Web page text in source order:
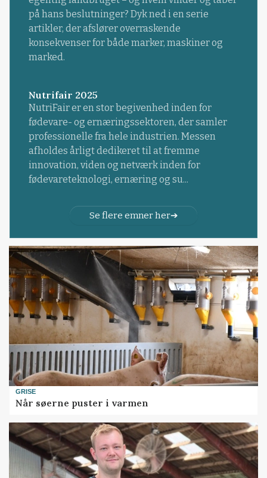
på hans beslutninger? Dyk ned i en serie
artikler, der afslører overraskende
konsekvenser for både marker, maskiner og
marked.
Nutrifair 2025
NutriFair er en stor begivenhed inden for
fødevare- og ernæringssektoren, der samler
professionelle fra hele industrien. Messen
afholdes årligt dedikeret til at fremme
innovation, viden og netværk inden for
fødevareteknologi, ernæring og su...
Se flere emner her
GRISE
Når søerne puster i varmen